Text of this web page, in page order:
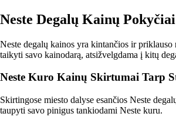
Neste Degalų Kainų
Neste degalų kainos yra kintančios ir
taikyti savo kainodarą, atsižvelgdama į kitų
Neste Kuro Kainų Skirtumai Tarp
Skirtingose miesto dalyse esančios Neste
taupyti savo pinigus tankiodami Neste kuru.